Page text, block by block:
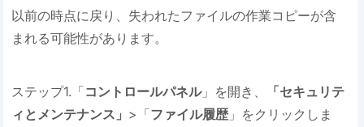
以前の時点に戻り、失われたファイルの作業コピーが含
まれる可能性があります。
ステップ1.「コントロールパネル」を開き、
「セキュリテ
ィとメンテナンス」 >「ファイル履歴 」をクリックしま